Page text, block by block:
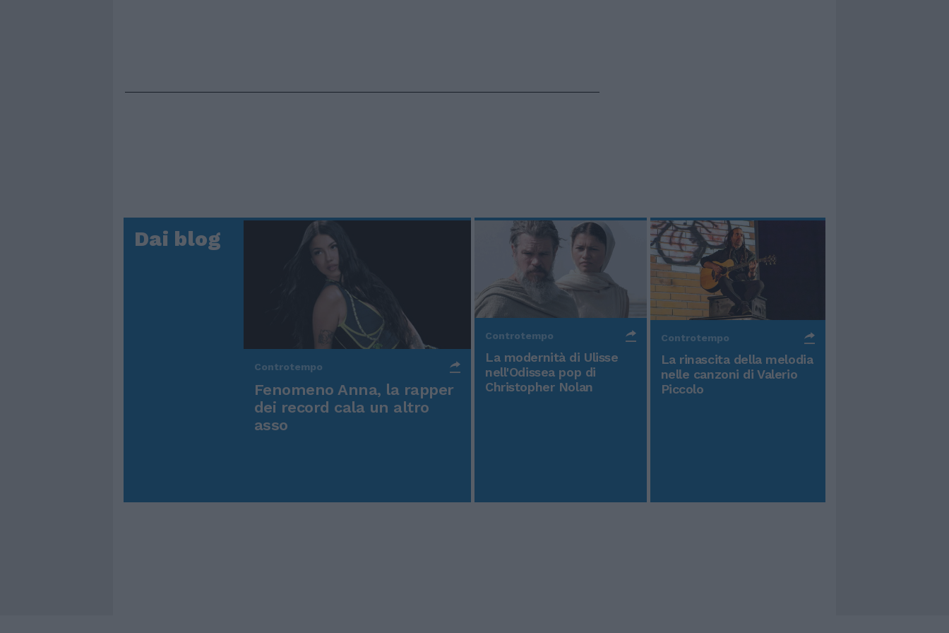
Dai blog
Controtempo
Fenomeno Anna, la rapper
dei record cala un altro
asso
Controtempo
La modernità di Ulisse
nell'Odissea pop di
Christopher Nolan
Controtempo
La rinascita della melodia
nelle canzoni di Valerio
Piccolo